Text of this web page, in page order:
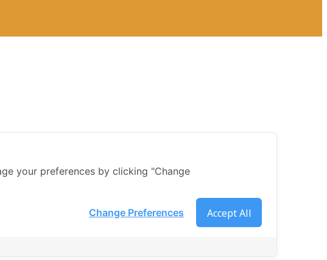
your preferences by clicking "Change
Accept All
Change Preferences